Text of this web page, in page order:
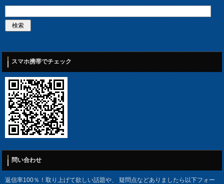
スマホ携帯でチェック
問い合わせ
返信率100％！取り上げて欲しい話題や、 疑問点などありましたら以下フォー